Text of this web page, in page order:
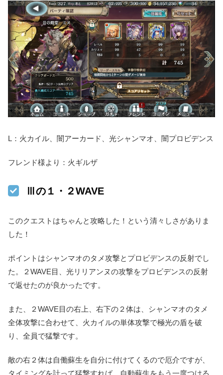
L：火カイル、闇アーカード、光シャンマオ、闇プロビデンス
フレンド様より：火ギルザ
Ⅲの１・２WAVE
このクエストはちゃんと攻略した！という清々しさがありま
した！
ポイントはシャンマオのタメ攻撃とプロビデンスの反射でし
た。２WAVE目、光リリアンヌの攻撃をプロビデンスの反射
で返せたのが良かったです。
また、２WAVE目の右上、右下の２体は、シャンマオのタメ
全体攻撃に合わせて、火カイルの単体攻撃で極光の盾を破
り、全員で猛撃です。
敵の右２体は自働蘇生を自分に付けてくるので厄介ですが、
タイミングを計って猛撃すれば、自動蘇生をもう一度つける